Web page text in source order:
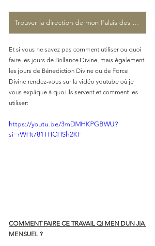
Trouver la direction de mon Palais des 3 Victoires
Et si vous ne savez pas comment utiliser ou quoi
faire les jours de Brillance Divine, mais également
les jours de Bénediction Divine ou de Force
Divine rendez-vous sur la vidéo youtube où je
vous explique à quoi ils servent et comment les
utiliser:
https://youtu.be/3mDMHKPGBWU?
si=rWHt781THCHSh2KF
COMMENT FAIRE CE TRAVAIL QI MEN DUN JIA
MENSUEL ?